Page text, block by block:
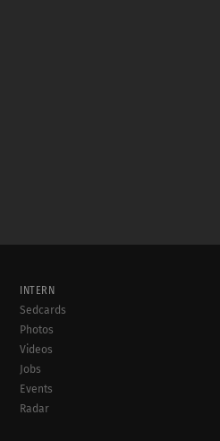
INTERN
Sedcards
Photos
Videos
Jobs
Events
Radar